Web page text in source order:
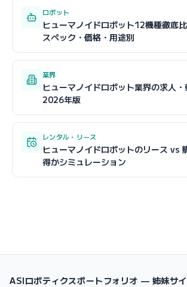
ロボット
ヒューマノイドロボット12機種徹底
スペック・価格・用途別
業界
ヒューマノイドロボット業界の求人
2026年版
レンタル・リース
ヒューマノイドロボットのリース vs
得かシミュレーション
ASIロボティクスポートフォリオ — 姉妹サ